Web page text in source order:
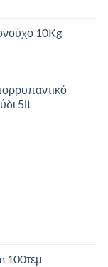
10Kg
5lt
100τεμ